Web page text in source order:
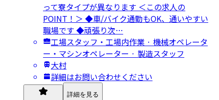
って寮タイプが異なります ＜この求人の
POINT！＞ ◆車/バイク通勤もOK、通いやすい
職場です ◆頑張り次…
工場スタッフ・工場内作業 · 機械オペレータ
ー・マシンオペレーター · 製造スタッフ
大村
詳細はお問い合わせください
詳細を見る